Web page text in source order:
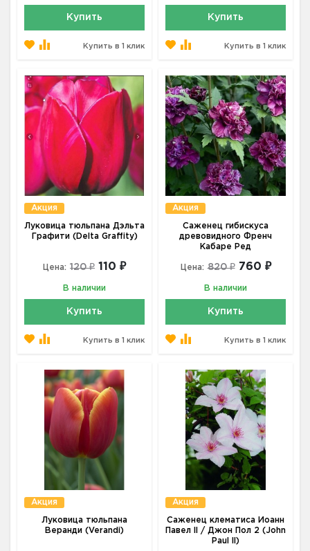
Купить
Купить в 1 клик
Купить
Купить в 1 клик
Акция
Луковица тюльпана Дэльта
Графити (Delta Graffity)
Цена: 120 ₽ 110 ₽
В наличии
Купить
Купить в 1 клик
Акция
Саженец гибискуса
древовидного Френч
Кабаре Ред
Цена: 820 ₽ 760 ₽
В наличии
Купить
Купить в 1 клик
Акция
Луковица тюльпана
Веранди (Verandi)
Акция
Саженец клематиса Иоанн
Павел II / Джон Пол 2 (John
Paul II)